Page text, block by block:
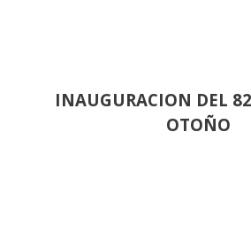
INAUGURACION DEL
OTOÑO